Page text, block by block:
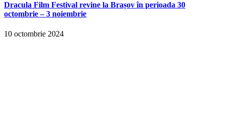
Dracula Film Festival revine la Brașov în perioada 30
octombrie – 3 noiembrie
10 octombrie 2024